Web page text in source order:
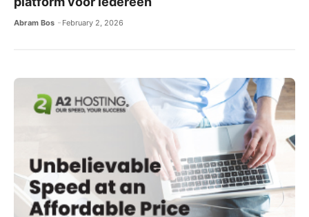
Abram Bos February 2, 2026